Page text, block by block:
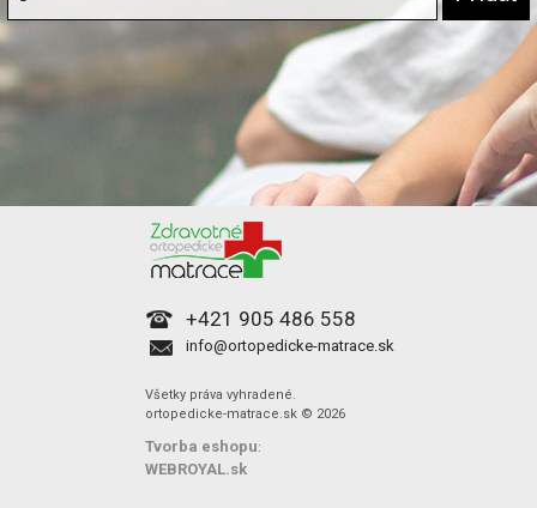
+421 905 486 558
info@ortopedicke-matrace.sk
Všetky práva vyhradené.
ortopedicke-matrace.sk © 2026
Tvorba eshopu:
WEBROYAL.sk